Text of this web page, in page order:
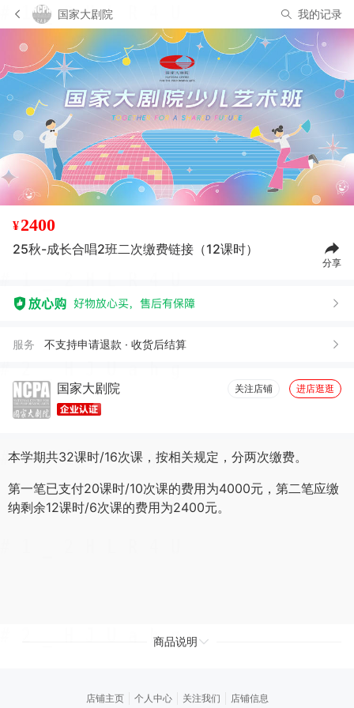
国家大剧院 我的记录
¥2400
25秋-成长合唱2班二次缴费链接（12课时）
分享
服务 不支持申请退款 · 收货后结算
国家大剧院 关注店铺 进店逛逛
本学期共32课时/16次课，按相关规定，分两次缴费。
第一笔已支付20课时/10次课的费用为4000元，第二笔应缴
纳剩余12课时/6次课的费用为2400元。
商品说明
店铺主页 个人中心 关注我们 店铺信息